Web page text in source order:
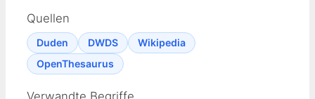
Quellen
Duden DWDS
Wikipedia
OpenThesaurus